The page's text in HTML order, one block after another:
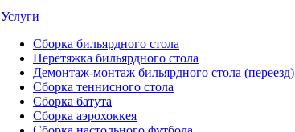
Услуги
Сборка бильярдного стола
Перетяжка бильярдного стола
Демонтаж-монтаж бильярдного стола (переезд)
Сборка теннисного стола
Сборка батута
Сборка аэрохоккея